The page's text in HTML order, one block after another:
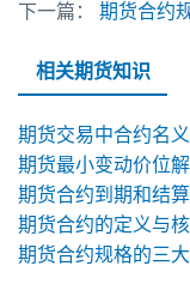
下一篇：
期货合约规
相关期货知识
期货交易中合约名
期货最小变动价位
期货合约到期和结
期货合约的定义与
期货合约规格的三